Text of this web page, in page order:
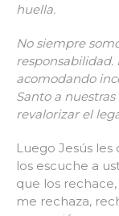
huella.
No siempre
responsabilidad.
acomodando
Santo a
revalorizar el
Luego Jesús les
los escuche a
que los
me rechaza,